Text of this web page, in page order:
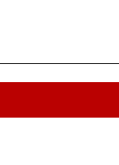
ON "NEWS".